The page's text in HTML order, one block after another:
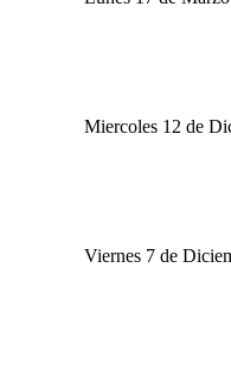
Miercoles 12 de
Viernes 7 de